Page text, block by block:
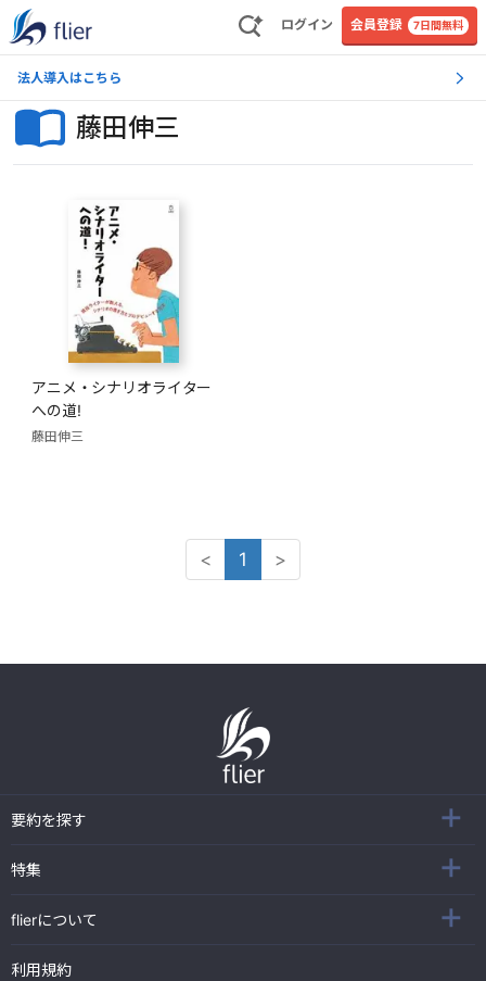
ログイン 会員登録 7日間無料
法人導入はこちら
藤田伸三
アニメ・シナリオライター
への道!
藤田伸三
< 1 >
要約を探す
特集
flierについて
利用規約